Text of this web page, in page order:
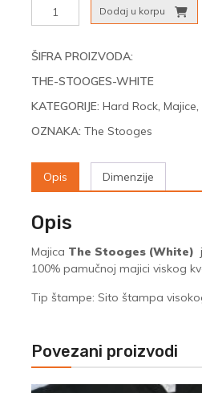
Stooges
količina
Dodaj u korpu
ŠIFRA PROIZVODA:
THE-STOOGES-WHITE
KATEGORIJE: Hard Rock, Majice,
OZNAKA: The Stooges
Opis Dimenzije
Opis
Majica The Stooges (White)
100% pamučnoj majici viskog
Tip štampe: Sito štampa
Povezani proizvodi